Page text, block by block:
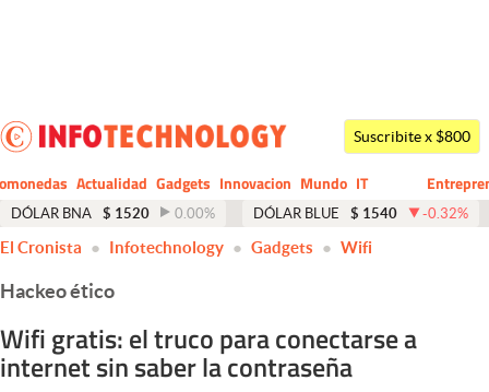
Dólar
Economía y Política
Finanzas y Mercados
Mercados Online
Negocios
Columnistas
Suscribite x $800
Actualidad Gadgets Innovacion Mundo
CIO
IT
Business
DÓLAR BNA $ 1520 0.00% DÓLAR BLUE $ 1540 -0.32%
El Cronista Infotechnology Gadgets Wifi
Hackeo ético
Wifi gratis: el truco para conectarse a
internet sin saber la contraseña